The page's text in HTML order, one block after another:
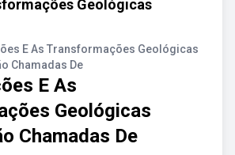
Geológicas
E As Transformações Geológicas
Chamadas De
E As
Geológicas
Chamadas De